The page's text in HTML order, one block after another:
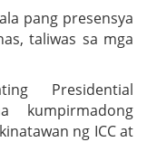
pang presensya
taliwas sa mga
Presidential
kumpirmadong
ng ICC at